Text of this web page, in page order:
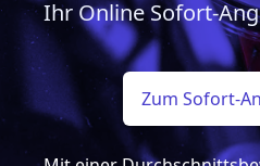
Ihr Online Sofort-
Zum Sofort-